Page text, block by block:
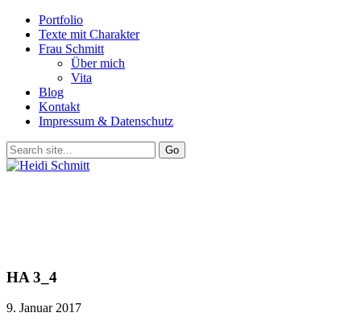
Portfolio
Texte mit Charakter
Frau Schmitt
Über mich
Vita
Blog
Kontakt
Impressum & Datenschutz
HA 3_4
9. Januar 2017